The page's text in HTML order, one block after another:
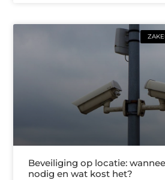
Beveiliging op locatie:
nodig en wat kost het?